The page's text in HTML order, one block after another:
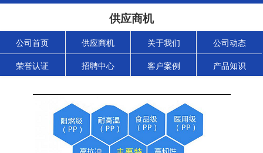
供应商机
公司首页 供应商机 关于我们 公司动态
荣誉认证 招聘中心 客户案例 产品知识